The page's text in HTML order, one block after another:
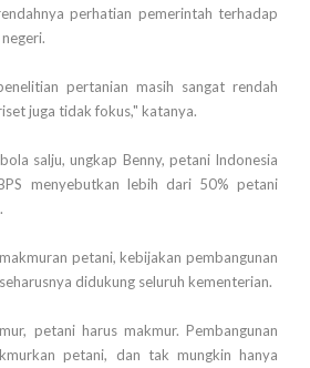
perhatian pemerintah terhadap
pertanian masih sangat rendah
juga tidak fokus," katanya.
salju, ungkap Benny, petani Indonesia
menyebutkan lebih dari 50% petani
petani, kebijakan pembangunan
didukung seluruh kementerian.
petani harus makmur. Pembangunan
petani, dan tak mungkin hanya